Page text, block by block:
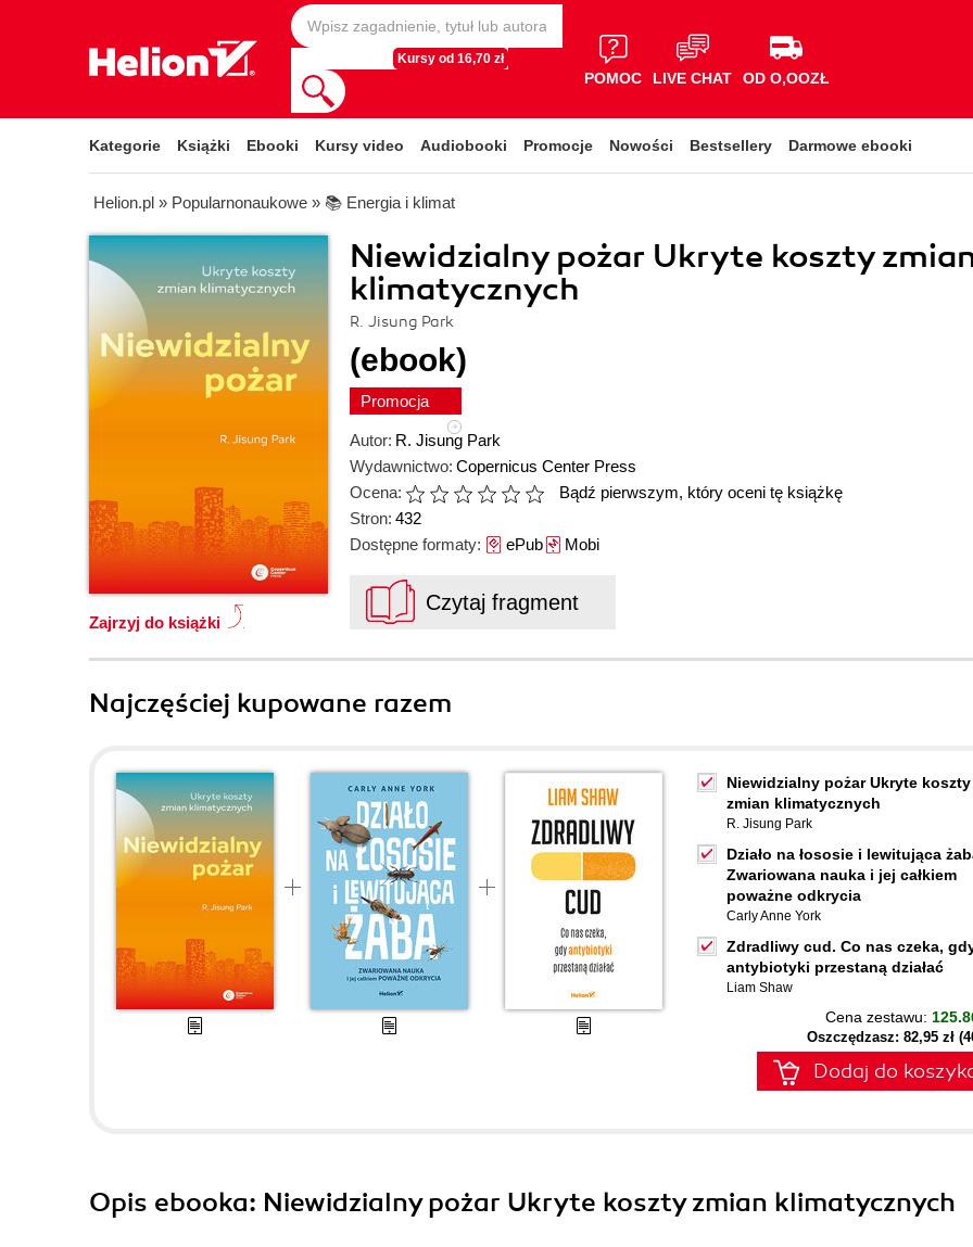
Kursy od 16,70 zł
POMOC LIVE CHAT OD O,OOZŁ
Kategorie Książki Ebooki Kursy video Audiobooki Promocje Nowości Bestsellery Darmowe ebooki
Helion.pl » Popularnonaukowe » 📚 Energia i klimat
Niewidzialny pożar Ukryte koszty
klimatycznych
R. Jisung Park
(ebook)
Promocja
Zajrzyj do książki
Autor: R. Jisung Park
Wydawnictwo: Copernicus Center Press
Ocena:
Bądź pierwszym, który oceni tę książkę
Stron: 432
Dostępne formaty: ePubMobi
Czytaj fragment
Najczęściej kupowane razem
Niewidzialny pożar Ukryte koszty
zmian klimatycznych
R. Jisung Park
Działo na łososie i lewitująca
Zwariowana nauka i jej całkiem
poważne odkrycia
Carly Anne York
Zdradliwy cud. Co nas czeka,
antybiotyki przestaną działać
Liam Shaw
Cena zestawu:
Oszczędzasz: 82,95 zł
Dodaj do
Opis ebooka: Niewidzialny pożar Ukryte koszty zmian klimatycznych